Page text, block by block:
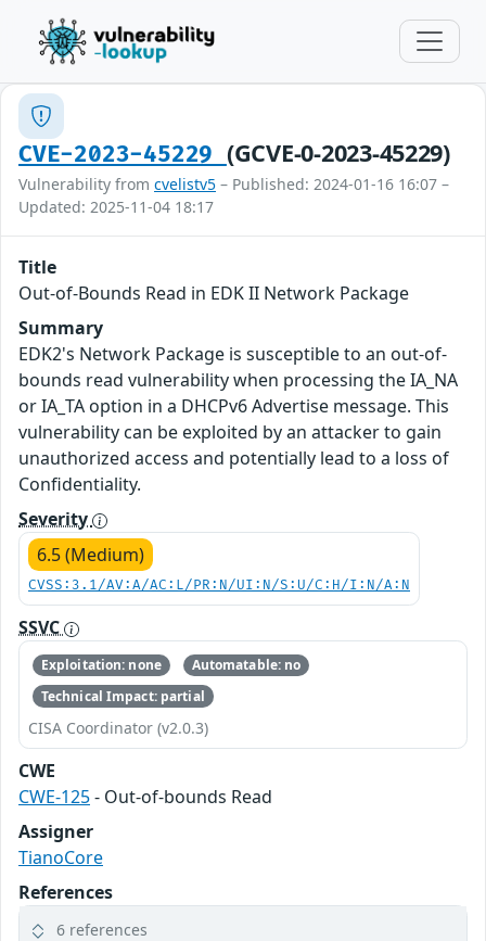
CVE-2023-45229 (GCVE-0-2023-45229)
Vulnerability from cvelistv5 – Published: 2024-01-16 16:07 –
Updated: 2025-11-04 18:17
Title
Out-of-Bounds Read in EDK II Network Package
Summary
EDK2's Network Package is susceptible to an out-of-
bounds read vulnerability when processing the IA_NA
or IA_TA option in a DHCPv6 Advertise message. This
vulnerability can be exploited by an attacker to gain
unauthorized access and potentially lead to a loss of
Confidentiality.
Severity
6.5 (Medium)
CVSS:3.1/AV:A/AC:L/PR:N/UI:N/S:U/C:H/I:N/A:N
SSVC
Exploitation: none
Automatable: no
Technical Impact: partial
CISA Coordinator (v2.0.3)
CWE
CWE-125- Out-of-bounds Read
Assigner
TianoCore
References
6 references